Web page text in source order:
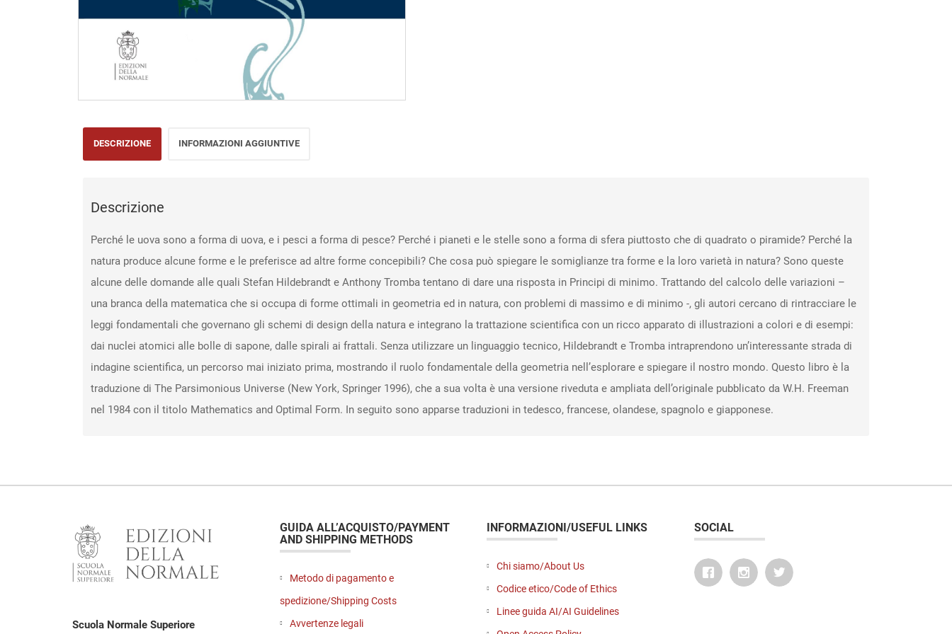
DESCRIZIONE INFORMAZIONI AGGIUNTIVE
Descrizione
Perché le uova sono a forma di uova, e i pesci a forma di pesce? Perché i pianeti e le stelle sono a forma di sfera piuttosto che di quadrato o piramide? Perché la
natura produce alcune forme e le preferisce ad altre forme concepibili? Che cosa può spiegare le somiglianze tra forme e la loro varietà in natura? Sono queste
alcune delle domande alle quali Stefan Hildebrandt e Anthony Tromba tentano di dare una risposta in Principi di minimo. Trattando del calcolo delle variazioni –
una branca della matematica che si occupa di forme ottimali in geometria ed in natura, con problemi di massimo e di minimo -, gli autori cercano di rintracciare le
leggi fondamentali che governano gli schemi di design della natura e integrano la trattazione scientifica con un ricco apparato di illustrazioni a colori e di esempi:
dai nuclei atomici alle bolle di sapone, dalle spirali ai frattali. Senza utilizzare un linguaggio tecnico, Hildebrandt e Tromba intraprendono un’interessante strada di
indagine scientifica, un percorso mai iniziato prima, mostrando il ruolo fondamentale della geometria nell’esplorare e spiegare il nostro mondo. Questo libro è la
traduzione di The Parsimonious Universe (New York, Springer 1996), che a sua volta è una versione riveduta e ampliata dell’originale pubblicato da W.H. Freeman
nel 1984 con il titolo Mathematics and Optimal Form. In seguito sono apparse traduzioni in tedesco, francese, olandese, spagnolo e giapponese.
Scuola Normale Superiore
GUIDA ALL’ACQUISTO/PAYMENT
AND SHIPPING METHODS
Metodo di pagamento e
spedizione/Shipping Costs
Avvertenze legali
INFORMAZIONI/USEFUL LINKS
Chi siamo/About Us
Codice etico/Code of Ethics
Linee guida AI/AI Guidelines
SOCIAL